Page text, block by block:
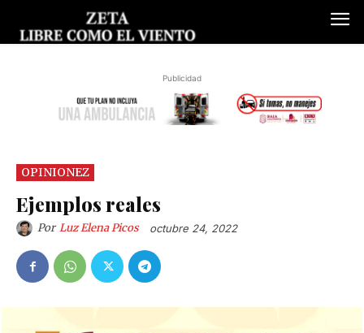
Publicidad
OPINIONEZ
Ejemplos reales
Por Luz Elena Picos octubre 24, 2022